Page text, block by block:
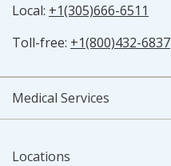
Local: +1(305)666-6511
Toll-free: +1(800)432-6837
Medical Services
Locations